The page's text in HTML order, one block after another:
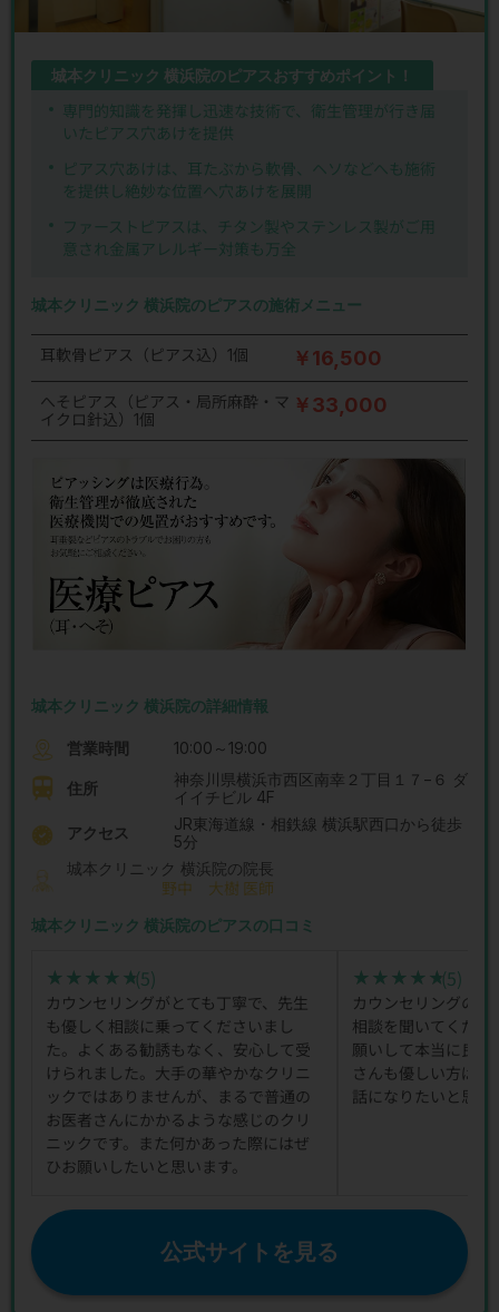
城本クリニック 横浜院のピアスおすすめポイント！
専門的知識を発揮し迅速な技術で、衛生管理が行き届
いたピアス穴あけを提供
ピアス穴あけは、耳たぶから軟骨、ヘソなどへも施術
を提供し絶妙な位置へ穴あけを展開
ファーストピアスは、チタン製やステンレス製がご用
意され金属アレルギー対策も万全
城本クリニック 横浜院のピアスの施術メニュー
耳軟骨ピアス（ピアス込）1個 ￥16,500
へそピアス（ピアス・局所麻酔・マ
イクロ針込）1個
￥33,000
城本クリニック 横浜院の詳細情報
営業時間 10:00～19:00
住所
神奈川県横浜市西区南幸２丁目１７−６ ダ
イイチビル 4F
アクセス
JR東海道線・相鉄線 横浜駅西口から徒歩
5分
城本クリニック 横浜院の院長
野中 大樹 医師
城本クリニック 横浜院のピアスの口コミ
★★★★★
★★★★★(5)
カウンセリングがとても丁寧で、先生
も優しく相談に乗ってくださいまし
た。よくある勧誘もなく、安心して受
けられました。大手の華やかなクリニ
ックではありませんが、まるで普通の
お医者さんにかかるような感じのクリ
ニックです。また何かあった際にはぜ
ひお願いしたいと思います。
★★★★★
★★★★★(5)
カウンセリングの
相談を聞いてくだ
願いして本当に良か
さんも優しい方ば
話になりたいと思い
公式サイトを見る